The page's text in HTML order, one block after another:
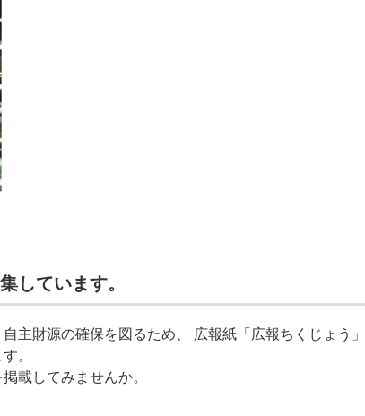
しています。
主財源の確保を図るため、 広報紙「広報ちくじょう」
。
載してみませんか。